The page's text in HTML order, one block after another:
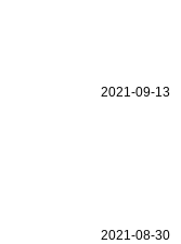
2021-09-13
2021-08-30